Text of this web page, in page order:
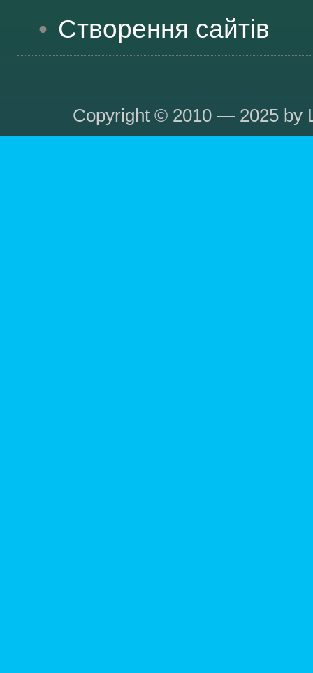
Створення сайтів
Copyright © 2010 — 2025 by